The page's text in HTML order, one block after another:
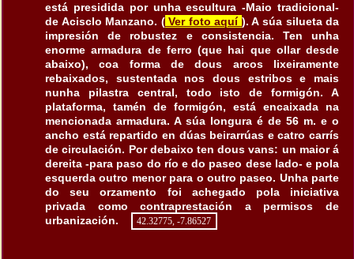
está presidida por unha escultura -Maio tradicional-
de Acisclo Manzano. (Ver foto aquí ). A súa silueta da
impresión de robustez e consistencia. Ten unha
enorme armadura de ferro (que hai que ollar desde
abaixo), coa forma de dous arcos lixeiramente
rebaixados, sustentada nos dous estribos e mais
nunha pilastra central, todo isto de formigón. A
plataforma, tamén de formigón, está encaixada na
mencionada armadura. A súa longura é de 56 m. e o
ancho está repartido en dúas beirarrúas e catro carrís
de circulación. Por debaixo ten dous vans: un maior á
dereita -para paso do río e do paseo dese lado- e pola
esquerda outro menor para o outro paseo. Unha parte
do seu orzamento foi achegado pola iniciativa
privada como contraprestación a permisos de
urbanización.
42.32775, -7.86527